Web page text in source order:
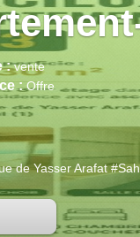
: vente
:Offre
de Yasser Arafat